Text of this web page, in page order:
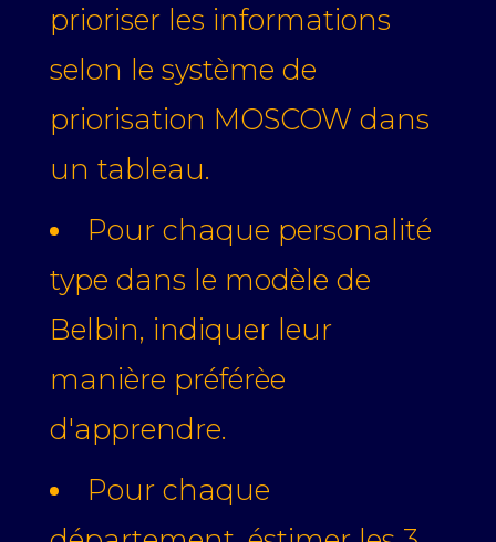
prioriser les informations
selon le système de
priorisation MOSCOW dans
un tableau.
Pour chaque personalité
type dans le modèle de
Belbin, indiquer leur
manière préférèe
d'apprendre.
Pour chaque